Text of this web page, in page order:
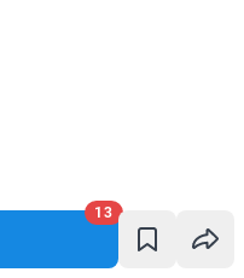
13